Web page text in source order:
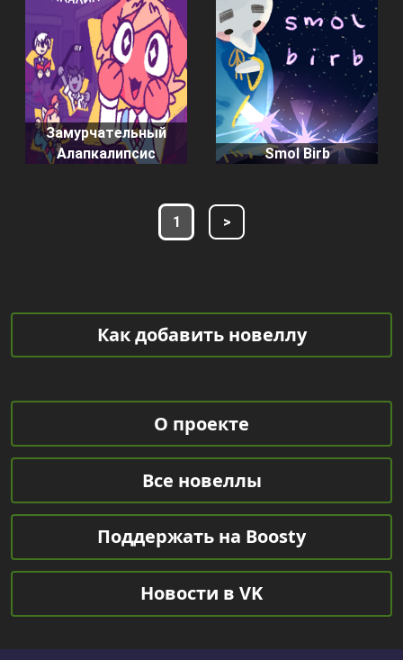
Замурчательный
Алапкалипсис
Smol Birb
1 >
Как добавить новеллу
О проекте
Все новеллы
Поддержать на Boosty
Новости в VK